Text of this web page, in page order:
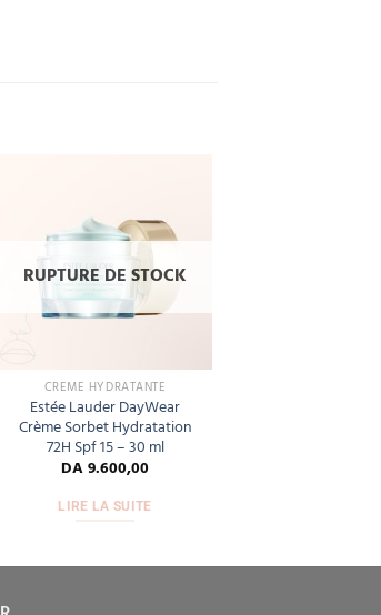
to
wishlist
RUPTURE DE STOCK
CRÈME HYDRATANTE
Estée Lauder DayWear
Crème Sorbet Hydratation
72H Spf 15 – 30 ml
DA9.600,00
LIRE LA SUITE